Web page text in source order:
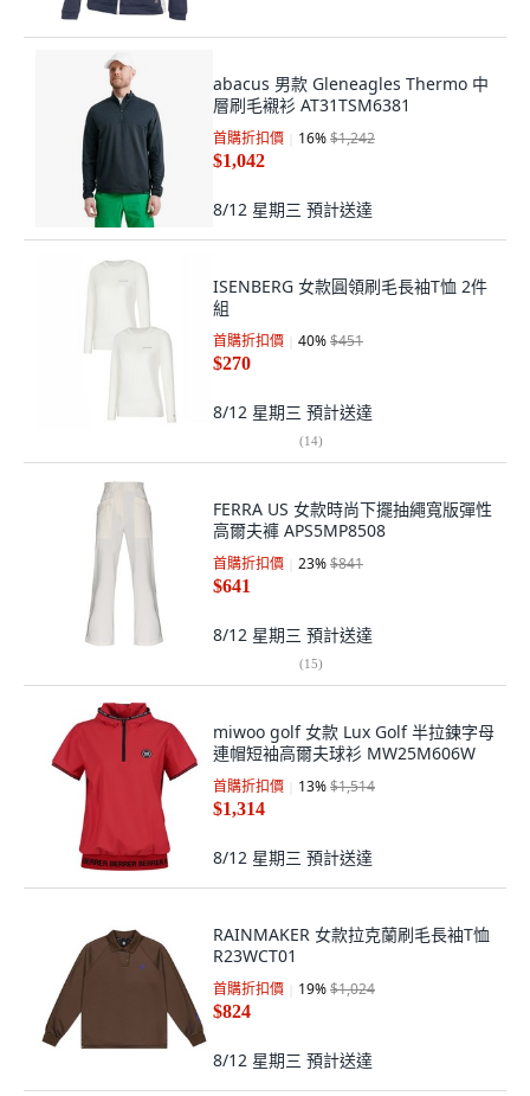
abacus 男款 Gleneagles Thermo 中
層刷毛襯衫 AT31TSM6381
首購折扣價 16%$1,242
$1,042
8/12 星期三 預計送達
ISENBERG 女款圓領刷毛長袖T恤 2件
組
首購折扣價 40%$451
$270
8/12 星期三 預計送達
(14)
FERRA US 女款時尚下擺抽繩寬版彈性
高爾夫褲 APS5MP8508
首購折扣價 23%$841
$641
8/12 星期三 預計送達
(15)
miwoo golf 女款 Lux Golf 半拉鍊字母
連帽短袖高爾夫球衫 MW25M606W
首購折扣價 13%$1,514
$1,314
8/12 星期三 預計送達
RAINMAKER 女款拉克蘭刷毛長袖T恤
R23WCT01
首購折扣價 19%$1,024
$824
8/12 星期三 預計送達